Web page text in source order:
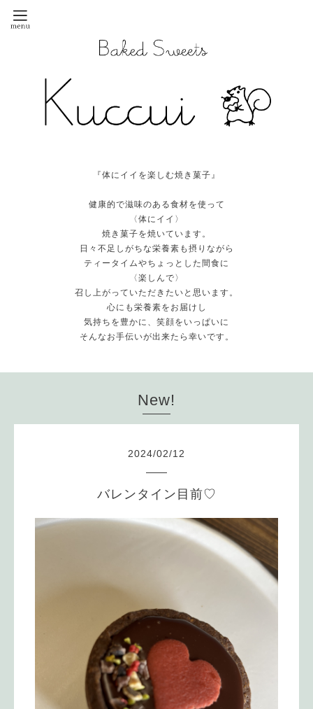
『体にイイを楽しむ焼き菓子』
健康的で滋味のある食材を使って
〈体にイイ〉
焼き菓子を焼いています。
日々不足しがちな栄養素も摂りながら
ティータイムやちょっとした間食に
〈楽しんで〉
召し上がっていただきたいと思います。
心にも栄養素をお届けし
気持ちを豊かに、笑顔をいっぱいに
そんなお手伝いが出来たら幸いです。
New!
2024/02/12
バレンタイン目前♡